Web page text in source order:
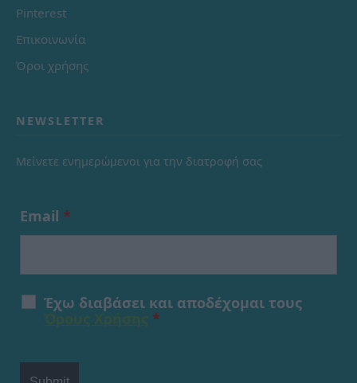
Pinterest
Επικοινωνία
Όροι χρήσης
NEWSLETTER
Μείνετε ενημερώμενοι για την διατροφή σας
Email *
Έχω διαβάσει και αποδέχομαι τους
*